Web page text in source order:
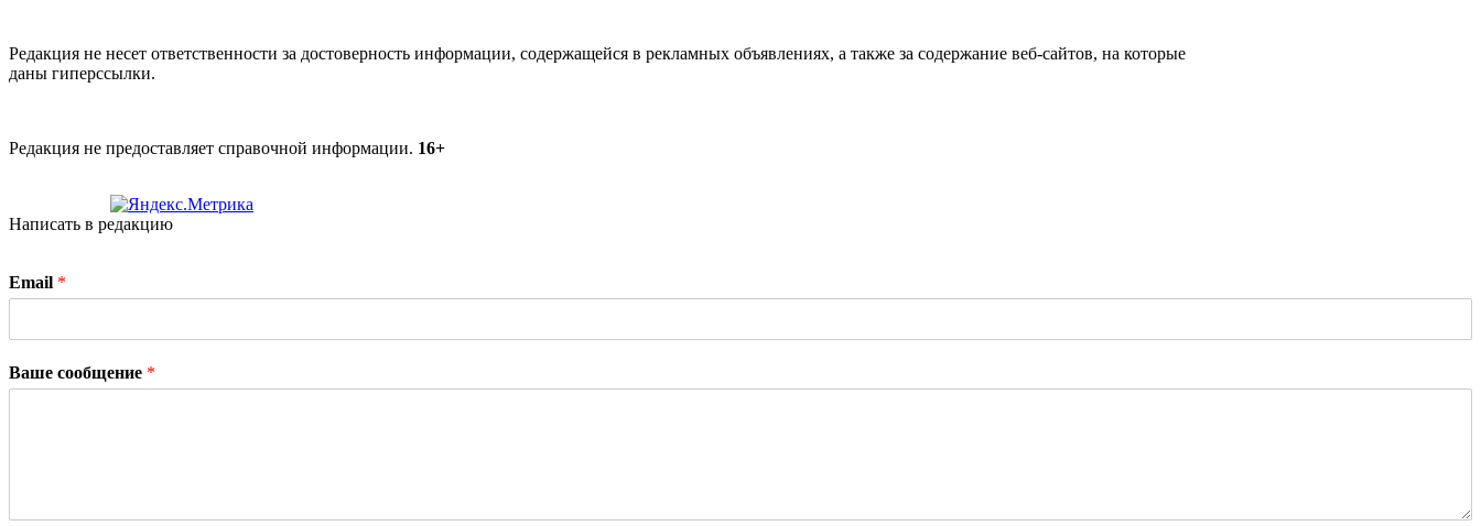
Редакция не несет ответственности за достоверность информации, содержащейся в рекламных объявлениях, а также за содержание веб-сайтов, на которые
даны гиперссылки.
Редакция не предоставляет справочной информации. 16+
Написать в редакцию
Email *
Ваше сообщение *